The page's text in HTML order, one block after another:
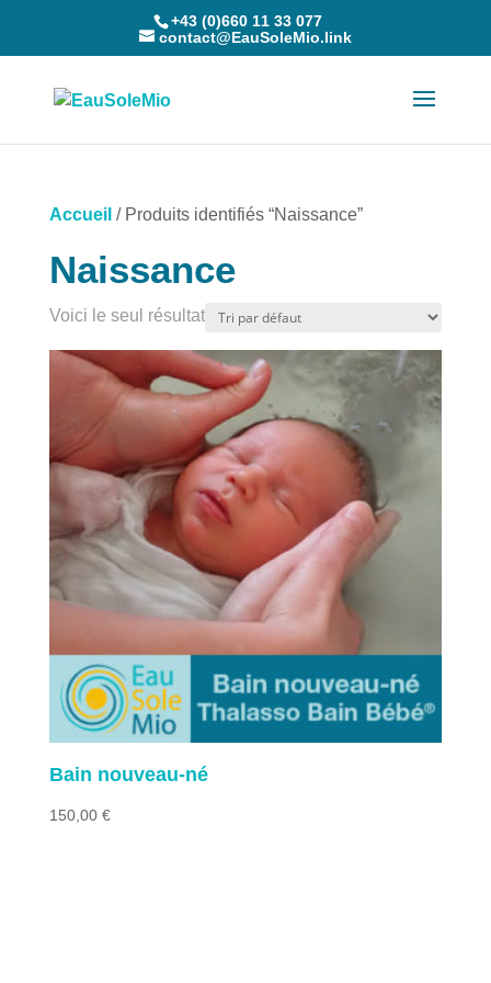
+43 (0)660 11 33 077
contact@EauSoleMio.link
Accueil / Produits identifiés “Naissance”
Naissance
Voici le seul résultat
Bain nouveau-né
150,00 €